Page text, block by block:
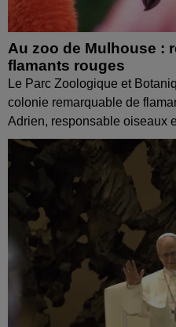
Au zoo de Mulhouse :
flamants rouges
Le Parc Zoologique et
colonie remarquable de
Adrien, responsable oiseaux